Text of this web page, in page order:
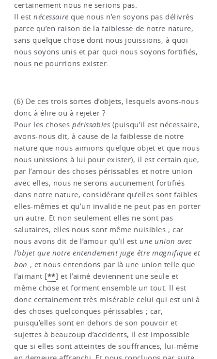
certainement nous ne serions pas.
Il estnécessaire que nous n’en soyons pas délivrés
parce qu’en raison de la faiblesse de notre nature,
sans quelque chose dont nous jouissions, à quoi
nous soyons unis et par quoi nous soyons fortifiés,
nous ne pourrions exister.
(6) De ces trois sortes d’objets, lesquels avons-nous
donc à élire ou à rejeter ?
Pour les chosespérissables (puisqu’il est nécessaire,
avons-nous dit, à cause de la faiblesse de notre
nature que nous aimions quelque objet et que nous
nous unissions à lui pour exister), il est certain que,
par l’amour des choses périssables et notre union
avec elles, nous ne serons aucunement fortifiés
dans notre nature, considérant qu’elles sont faibles
elles-mêmes et qu’un invalide ne peut pas en porter
un autre. Et non seulement elles ne sont pas
salutaires, elles nous sont même nuisibles ; car
nous avons dit de l’amour qu’il est une union avec
l’objet que notre entendement juge être magnifique et
bon ; et nous entendons par là une union telle que
l’aimant [**] et l’aimé deviennent une seule et
même chose et forment ensemble un tout. Il est
donc certainement très misérable celui qui est uni à
des choses quelconques périssables ; car,
puisqu’elles sont en dehors de son pouvoir et
sujettes à beaucoup d’accidents, il est impossible
que si elles sont atteintes de souffrances, lui-même